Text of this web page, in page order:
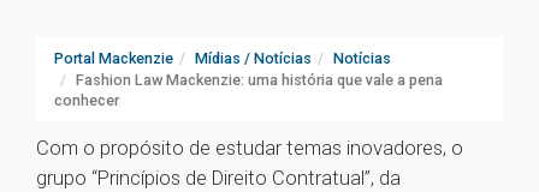
Portal Mackenzie Mídias / Notícias
Notícias
Fashion Law Mackenzie: uma história que vale a pena
conhecer
Com o propósito de estudar temas inovadores, o
grupo “Princípios de Direito Contratual”, da